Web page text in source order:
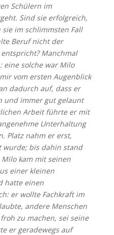
Schülern im
Sind sie erfolgreich,
im schlimmsten Fall
Beruf nicht der
Manchmal
eine solche war Milo
vom ersten Augenblick
dadurch auf, dass er
und immer gut gelaunt
Arbeit führte er mit
Unterhaltung
Platz nahm er erst,
wurde; bis dahin stand
kam mit seinen
einer kleinen
hatte einen
er wollte Fachkraft im
andere Menschen
zu machen, sei seine
er geradewegs auf